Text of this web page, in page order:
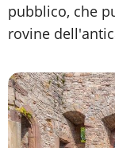
pubblico, che
rovine